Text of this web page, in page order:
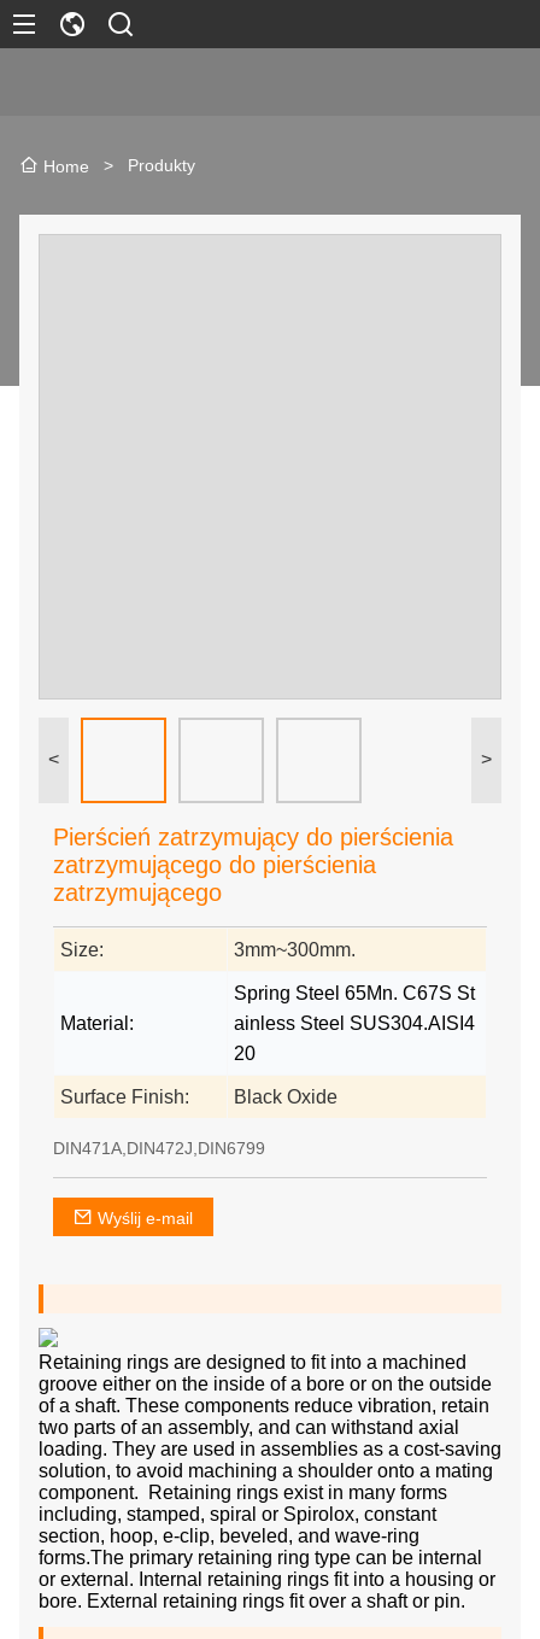
Home > Produkty
< >
Pierścień zatrzymujący do pierścienia
zatrzymującego do pierścienia
zatrzymującego
Size: 3mm~300mm.
Material:
Spring Steel 65Mn. C67S St
ainless Steel SUS304.AISI4
20
Surface Finish: Black Oxide
DIN471A,DIN472J,DIN6799
Wyślij e-mail
Retaining rings are designed to fit into a machined
groove either on the inside of a bore or on the outside
of a shaft. These components reduce vibration, retain
two parts of an assembly, and can withstand axial
loading. They are used in assemblies as a cost-saving
solution, to avoid machining a shoulder onto a mating
component. Retaining rings exist in many forms
including, stamped, spiral or Spirolox, constant
section, hoop, e-clip, beveled, and wave-ring
forms.The primary retaining ring type can be internal
or external. Internal retaining rings fit into a housing or
bore. External retaining rings fit over a shaft or pin.